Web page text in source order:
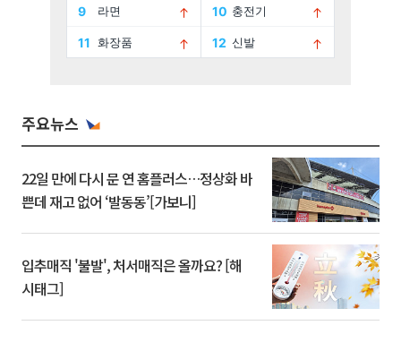
주요뉴스
22일 만에 다시 문 연 홈플러스…정상화 바
쁜데 재고 없어 ‘발동동’[가보니]
입추매직 '불발', 처서매직은 올까요? [해
시태그]